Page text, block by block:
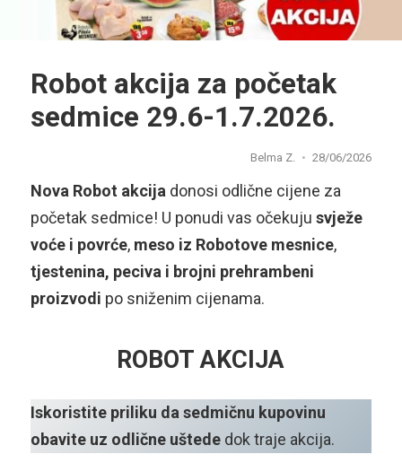
Robot akcija za početak
sedmice 29.6-1.7.2026.
Belma Z. 28/06/2026
Nova Robot akcija donosi odlične cijene za
početak sedmice! U ponudi vas očekuju svježe
voće i povrće, meso iz Robotove mesnice,
tjestenina, peciva i brojni prehrambeni
proizvodi po sniženim cijenama.
ROBOT AKCIJA
Iskoristite priliku da sedmičnu kupovinu
obavite uz odlične uštededok traje akcija.